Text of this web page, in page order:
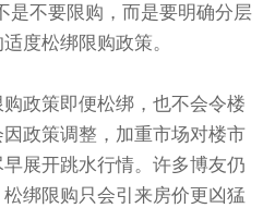
是不要限购，而是要明确分层
度松绑限购政策。
政策即便松绑，也不会令楼
政策调整，加重市场对楼市
展开跳水行情。许多博友仍
绑限购只会引来房价更凶猛